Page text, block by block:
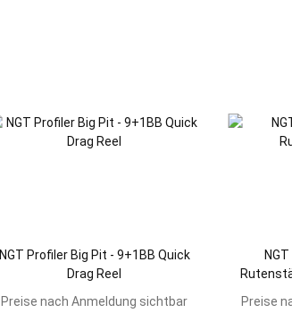
NGT Profiler Big Pit - 9+1BB Quick
Drag Reel
Preise nach Anmeldung sichtbar
Preise